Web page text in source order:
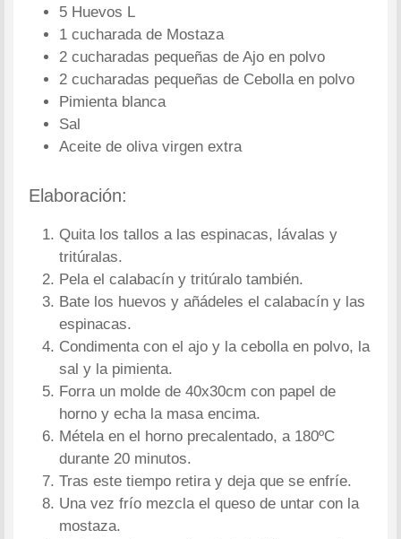
5 Huevos L
1 cucharada de Mostaza
2 cucharadas pequeñas de Ajo en polvo
2 cucharadas pequeñas de Cebolla en polvo
Pimienta blanca
Sal
Aceite de oliva virgen extra
Elaboración:
Quita los tallos a las espinacas, lávalas y
tritúralas.
Pela el calabacín y tritúralo también.
Bate los huevos y añádeles el calabacín y las
espinacas.
Condimenta con el ajo y la cebolla en polvo, la
sal y la pimienta.
Forra un molde de 40x30cm con papel de
horno y echa la masa encima.
Métela en el horno precalentado, a 180ºC
durante 20 minutos.
Tras este tiempo retira y deja que se enfríe.
Una vez frío mezcla el queso de untar con la
mostaza.